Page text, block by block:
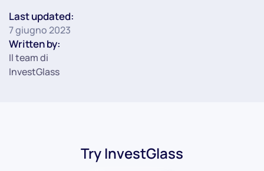
Last updated:
7 giugno 2023
Written by:
Il team di
InvestGlass
Try InvestGlass